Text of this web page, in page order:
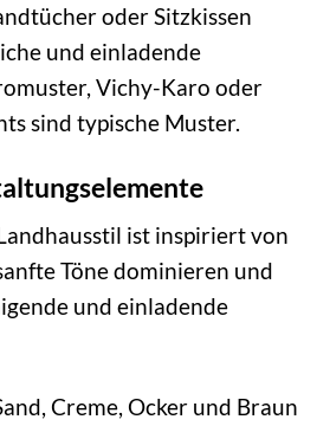
oder Sitzkissen
und einladende
Vichy-Karo oder
sind typische Muster.
ist inspiriert von
Töne dominieren und
und einladende
Creme, Ocker und Braun